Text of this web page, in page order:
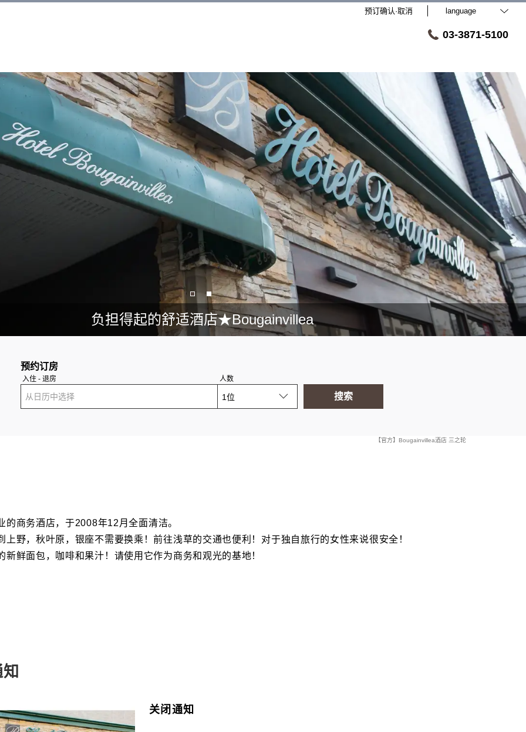
预订确认·取消 language
03-3871-5100
负担得起的舒适酒店★Bougainvillea
预约订房
入住 - 退房
从日历中选择
人数
搜索
【官方】Bougainvillea酒店 三之轮
的商务酒店，于2008年12月全面清洁。
上野，秋叶原，银座不需要换乘！前往浅草的交通也便利！对于独自旅行的女性来说很安全！
新鲜面包，咖啡和果汁！请使用它作为商务和观光的基地！
关闭通知